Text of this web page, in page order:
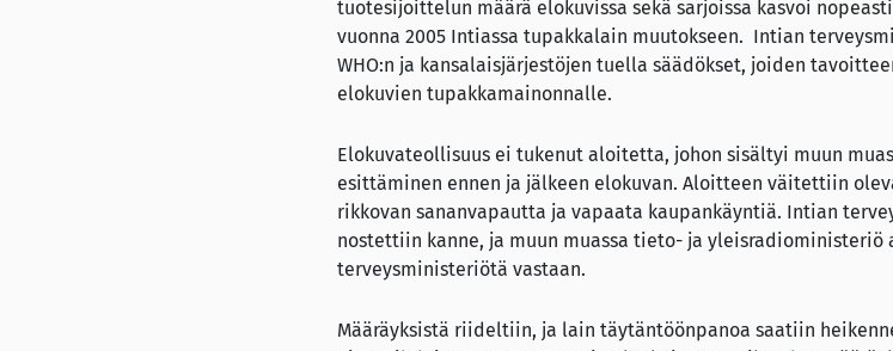
tuotesijoittelun määrä elokuvissa sekä sarjoissa kasvoi
vuonna 2005 Intiassa tupakkalain muutokseen. Intian
WHO:n ja kansalaisjärjestöjen tuella säädökset, joiden
elokuvien tupakkamainonnalle.
Elokuvateollisuus ei tukenut aloitetta, johon sisältyi muun
esittäminen ennen ja jälkeen elokuvan. Aloitteen väitettiin
rikkovan sananvapautta ja vapaata kaupankäyntiä. Intian
nostettiin kanne, ja muun muassa tieto- ja
terveysministeriötä vastaan.
Määräyksistä riideltiin, ja lain täytäntöönpanoa saatiin